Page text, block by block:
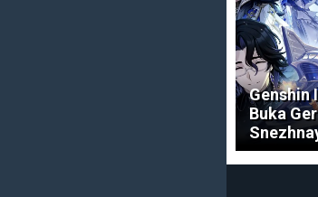
Genshin
Buka